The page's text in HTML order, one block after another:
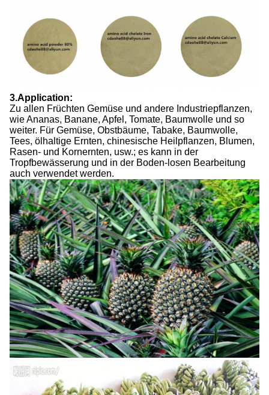
3.Application:
Zu allen Früchten Gemüse und andere Industriepflanzen,
wie Ananas, Banane, Apfel, Tomate, Baumwolle und so
weiter. Für Gemüse, Obstbäume, Tabake, Baumwolle,
Tees, ölhaltige Ernten, chinesische Heilpflanzen, Blumen,
Rasen- und Kornernten, usw.; es kann in der
Tropfbewässerung und in der Boden-losen Bearbeitung
auch verwendet werden.